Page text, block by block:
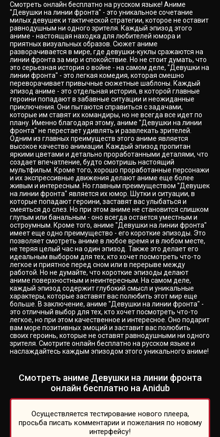
Смотреть онлайн бесплатно на русском языке! Аниме
"Девушки на линии фронта" - это уникальное сочетание
милых девушек и тактической стратегии, которое не оставит
равнодушным ни одного зрителя. Каждый эпизод этого
аниме - настоящая находка для любителей юмора и
приятных визуальных образов. Сюжет аниме
разворачивается в мире, где девушки-куклы сражаются на
линии фронта за мир и спокойствие. Но не стоит думать, что
это серьезная история о войне - на самом деле, "Девушки на
линии фронта" - это легкая комедия, которая смешно
переворачивает привычные сюжетные шаблоны. Каждый
эпизод аниме - это отдельная история, в которой главные
героини попадают в забавные ситуации и неожиданные
приключения. Они пытаются справиться с задачами,
которые им ставят их командиры, но не всегда все идет по
плану. Именно благодаря этому, аниме "Девушки на линии
фронта" не перестает удивлять и развлекать зрителей.
Одним из главных преимуществ этого аниме является
высокое качество анимации. Каждый эпизод пропитан
яркими цветами и детально проработанными деталями, что
создает впечатление, будто смотришь настоящий
мультфильм. Кроме того, хорошо проработанные персонажи
и их экспрессивные движения делают аниме еще более
живым и интересным. Но главным преимуществом "Девушек
на линии фронта" является их юмор. Шутки и ситуации, в
которые попадают героини, заставят вас улыбаться и
смеяться до слез. Но при этом аниме не становится слишком
глупым или банальным - оно всегда остается уместным и
остроумным. Кроме того, аниме "Девушки на линии фронта"
имеет еще одно преимущество - его короткие эпизоды. Это
позволяет смотреть аниме в любое время и в любом месте,
не теряя целый час на один эпизод. Также это делает его
идеальным выбором для тех, кто хочет посмотреть что-то
легкое и приятное перед сном или в перерыве между
работой. Но не думайте, что короткие эпизоды делают
аниме поверхностным и неинтересным. На самом деле,
каждый эпизод содержит глубокий смысл и уникальные
характеры, которые заставят вас полюбить этот мир еще
больше. В заключение, аниме "Девушки на линии фронта" -
это отличный выбор для тех, кто хочет посмотреть что-то
легкое, но при этом качественное и интересное. Оно подарит
вам море позитивных эмоций и заставит вас полюбить
своих героинь, которые не оставят равнодушными ни одного
зрителя. Смотрите онлайн бесплатно на русском языке и
наслаждайтесь каждым эпизодом этого уникального аниме!
Смотреть аниме Девушки на линии фронта
онлайн бесплатно на Anidub
Осуществляется тестирование нового плеера,
просьба писать комментарии и пожелания по новому
интерфейсу!